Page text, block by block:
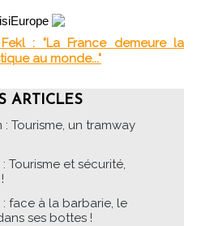
Fekl : "La France demeure la
au monde..."
ARTICLES
Tourisme, un tramway
Tourisme et sécurité,
: face à la barbarie, le
ses bottes !